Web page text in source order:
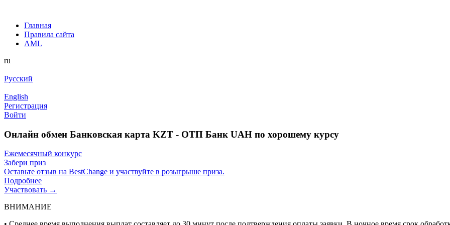
Главная
Правила сайта
AML
ru
Русский
English
Регистрация
Войти
Онлайн обмен Банковская карта KZT - ОТП Банк UAH по хорошему курсу
Ежемесячный конкурс
Забери приз
Оставьте отзыв на BestChange и участвуйте в розыгрыше приза.
Подробнее
Участвовать →
ВНИМАНИЕ